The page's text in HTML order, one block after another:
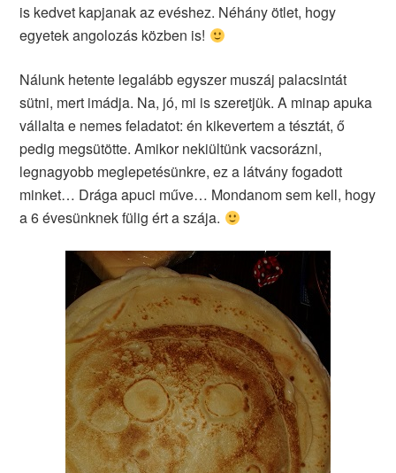
is kedvet kapjanak az evéshez. Néhány ötlet, hogy
egyetek angolozás közben is!
Nálunk hetente legalább egyszer muszáj palacsintát
sütni, mert imádja. Na, jó, mi is szeretjük. A minap apuka
vállalta e nemes feladatot: én kikevertem a tésztát, ő
pedig megsütötte. Amikor nekiültünk vacsorázni,
legnagyobb meglepetésünkre, ez a látvány fogadott
minket… Drága apuci műve… Mondanom sem kell, hogy
a 6 évesünknek fülig ért a szája.